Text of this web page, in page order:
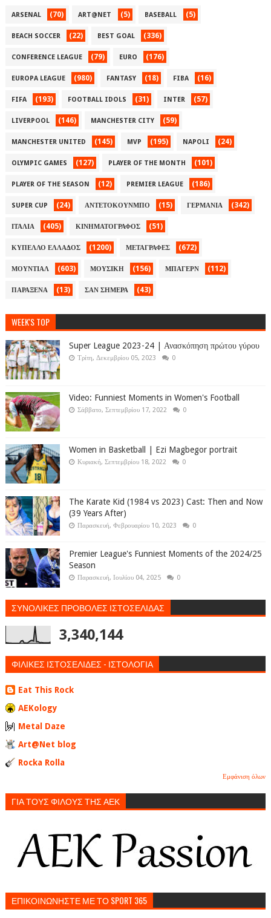
ARSENAL (70) ART@NET (5) BASEBALL (5)
BEACH SOCCER (22) BEST GOAL (336)
CONFERENCE LEAGUE (79) EURO (176)
EUROPA LEAGUE (980) FANTASY (18) FIBA (16)
FIFA (193) FOOTBALL IDOLS (31) INTER (57)
LIVERPOOL (146) MANCHESTER CITY (59)
MANCHESTER UNITED (145) MVP (195) NAPOLI (24)
OLYMPIC GAMES (127) PLAYER OF THE MONTH (101)
PLAYER OF THE SEASON (12) PREMIER LEAGUE (186)
SUPER CUP (24) ΑΝΤΕΤΟΚΟΥΝΜΠΟ (15) ΓΕΡΜΑΝΙΑ (342)
ΙΤΑΛΙΑ (405) ΚΙΝΗΜΑΤΟΓΡΑΦΟΣ (51)
ΚΥΠΕΛΛΟ ΕΛΛΑΔΟΣ (1200) ΜΕΤΑΓΡΑΦΕΣ (672)
ΜΟΥΝΤΙΑΛ (603) ΜΟΥΣΙΚΗ (156) ΜΠΑΓΕΡΝ (112)
ΠΑΡΑΞΕΝΑ (13) ΣΑΝ ΣΗΜΕΡΑ (43)
WEEK'S TOP
Super League 2023-24 | Ανασκόπηση πρώτου γύρου
Τρίτη, Δεκεμβρίου 05, 2023 0
Video: Funniest Moments in Women's Football
Σάββατο, Σεπτεμβρίου 17, 2022 0
Women in Basketball | Ezi Magbegor portrait
Κυριακή, Σεπτεμβρίου 18, 2022 0
The Karate Kid (1984 vs 2023) Cast: Then and Now
(39 Years After)
Παρασκευή, Φεβρουαρίου 10, 2023 0
Premier League's Funniest Moments of the 2024/25
Season
Παρασκευή, Ιουλίου 04, 2025 0
ΣΥΝΟΛΙΚΕΣ ΠΡΟΒΟΛΕΣ ΙΣΤΟΣΕΛΙΔΑΣ
3,340,144
ΦΙΛΙΚΕΣ ΙΣΤΟΣΕΛΙΔΕΣ - ΙΣΤΟΛΟΓΙΑ
Eat This Rock
AEKology
Metal Daze
Art@Net blog
Rocka Rolla
Εμφάνιση όλων
ΓΙΑ ΤΟΥΣ ΦΙΛΟΥΣ ΤΗΣ ΑΕΚ
ΕΠΙΚΟΙΝΩΝΗΣΤΕ ΜΕ ΤΟ SPORT 365